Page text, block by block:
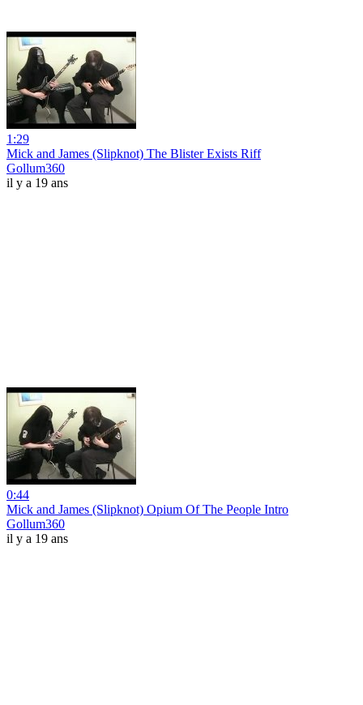
1:29
Mick and James (Slipknot) The Blister Exists Riff
Gollum360
il y a 19 ans
0:44
Mick and James (Slipknot) Opium Of The People Intro
Gollum360
il y a 19 ans